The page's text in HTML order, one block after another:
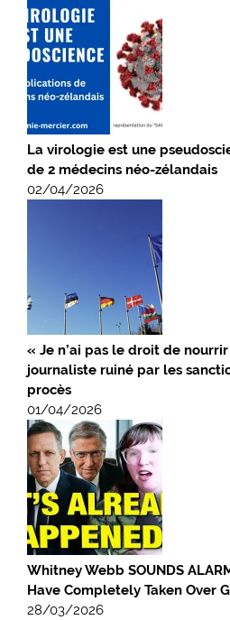
La virologie est une
de 2 médecins néo-zélandais
02/04/2026
« Je n’ai pas le droit de
journaliste ruiné par les
procès
01/04/2026
Whitney Webb SOUNDS
Have Completely Taken Over
28/03/2026